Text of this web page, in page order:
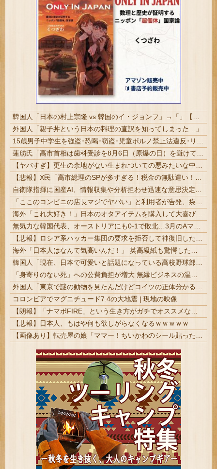
外国人「親子丼という日本の料理の直訳を知ってしまった…」
コロンビアでマグニチュード7.4の大地震 | 現地の映像
【悲報】日本人、もはや何も欲しがらなくなるｗｗｗｗｗ